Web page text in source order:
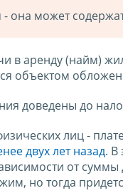
- она может
в аренду (найм)
объектом
доведены до
лиц -
двух лет назад. В
от
но тогда